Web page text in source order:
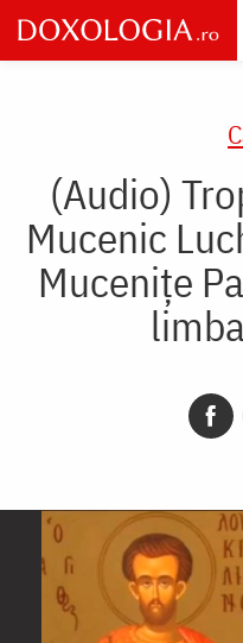
Skip
to
main
(Audio)
Mucenic
Mucenițe